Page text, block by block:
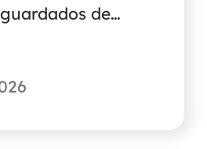
de
hacer una copia
de los archivos